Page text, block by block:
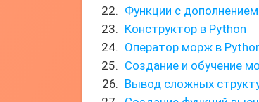
Функции с дополнением
Конструктор в Python
Оператор морж в
Создание и обучение
Вывод сложных